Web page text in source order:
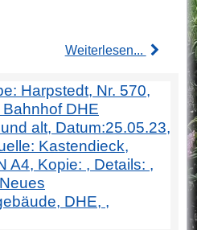
Weiterlesen...
Harpstedt, Nr. 570,
DHE
alt, Datum:25.05.23,
Kastendieck,
A4, Kopie: , Details: ,
DHE, ,